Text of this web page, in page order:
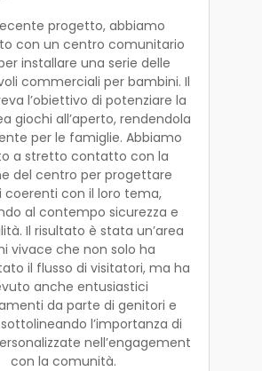
progetto, abbiamo
con un centro comunitario
installare una serie delle
commerciali per bambini. Il
l’obiettivo di potenziare la
giochi all’aperto, rendendola
per le famiglie. Abbiamo
a stretto contatto con la
del centro per progettare
coerenti con il loro tema,
al contempo sicurezza e
Il risultato è stata un’area
vivace che non solo ha
il flusso di visitatori, ma ha
anche entusiastici
da parte di genitori e
l’importanza di
nell’engagement
con la comunità.